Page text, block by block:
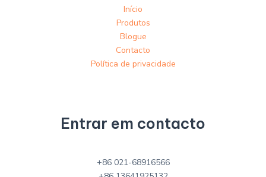
Início
Produtos
Blogue
Contacto
Política de privacidade
Entrar em contacto
+86 021-68916566